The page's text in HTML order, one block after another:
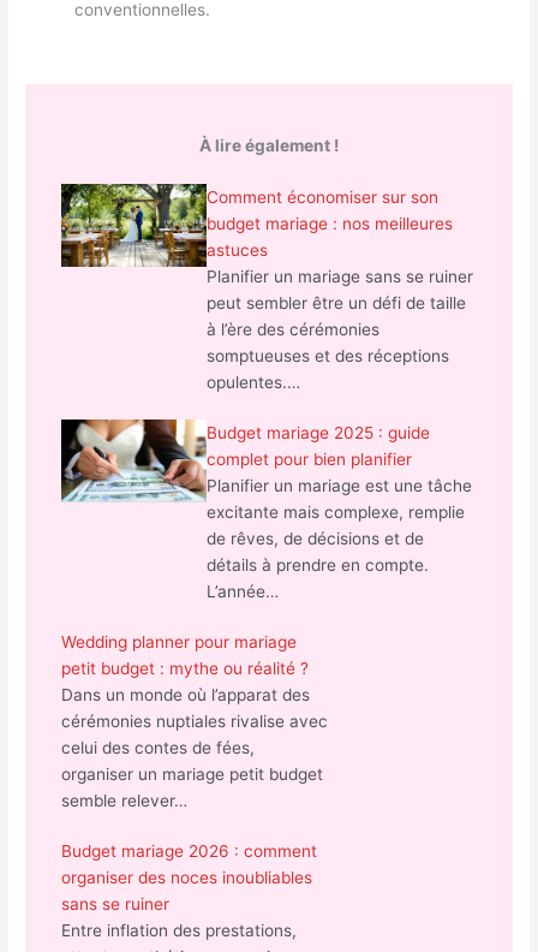
conventionnelles.
À lire également !
Comment économiser sur son
budget mariage : nos meilleures
astuces
Planifier un mariage sans se ruiner
peut sembler être un défi de taille
à l’ère des cérémonies
somptueuses et des réceptions
opulentes.…
Budget mariage 2025 : guide
complet pour bien planifier
Planifier un mariage est une tâche
excitante mais complexe, remplie
de rêves, de décisions et de
détails à prendre en compte.
L’année…
Wedding planner pour mariage
petit budget : mythe ou réalité ?
Dans un monde où l’apparat des
cérémonies nuptiales rivalise avec
celui des contes de fées,
organiser un mariage petit budget
semble relever…
Budget mariage 2026 : comment
organiser des noces inoubliables
sans se ruiner
Entre inflation des prestations,